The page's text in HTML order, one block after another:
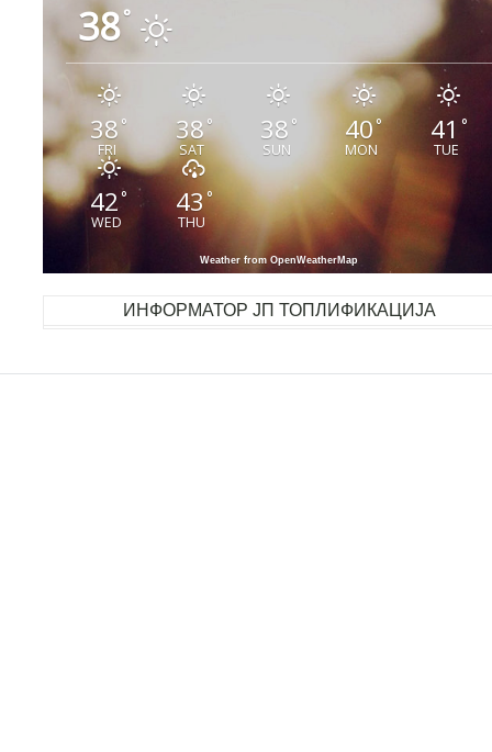
38°
38°
FRI
38°
SAT
38 °
SUN
40°
MON
41 °
TUE
42°
WED
43°
THU
Weather from OpenWeatherMap
ИНФОРМАТОР ЈП ТОПЛИФИКАЦИЈА